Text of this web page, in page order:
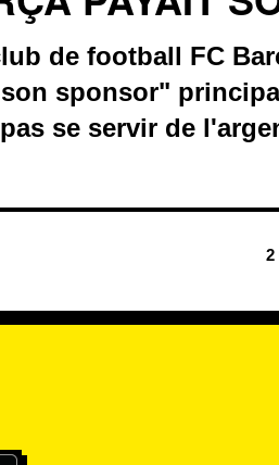
de football FC
sponsor"
se servir de
2